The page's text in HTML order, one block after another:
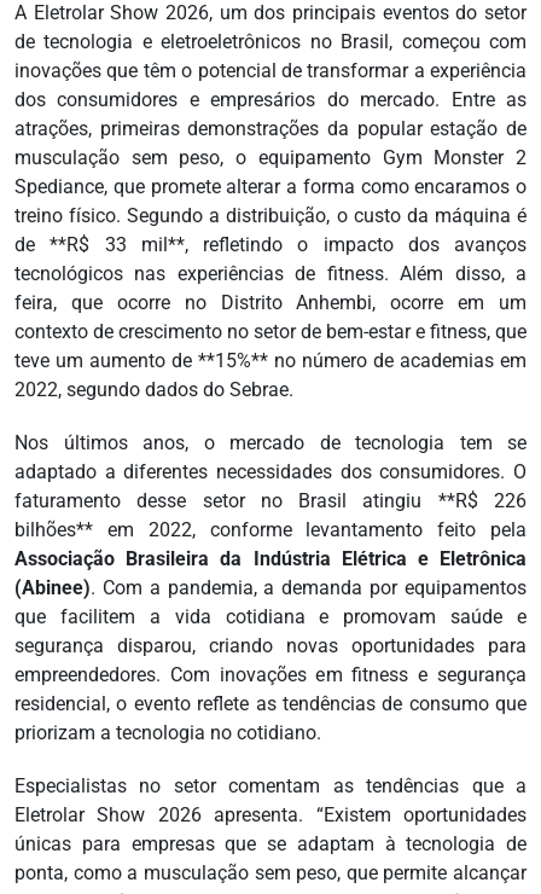
A Eletrolar Show 2026, um dos principais eventos do setor
de tecnologia e eletroeletrônicos no Brasil, começou com
inovações que têm o potencial de transformar a experiência
dos consumidores e empresários do mercado. Entre as
atrações, primeiras demonstrações da popular estação de
musculação sem peso, o equipamento Gym Monster 2
Spediance, que promete alterar a forma como encaramos o
treino físico. Segundo a distribuição, o custo da máquina é
de **R$ 33 mil**, refletindo o impacto dos avanços
tecnológicos nas experiências de fitness. Além disso, a
feira, que ocorre no Distrito Anhembi, ocorre em um
contexto de crescimento no setor de bem-estar e fitness, que
teve um aumento de **15%** no número de academias em
2022, segundo dados do Sebrae.
Nos últimos anos, o mercado de tecnologia tem se
adaptado a diferentes necessidades dos consumidores. O
faturamento desse setor no Brasil atingiu **R$ 226
bilhões** em 2022, conforme levantamento feito pela
Associação Brasileira da Indústria Elétrica e Eletrônica
(Abinee). Com a pandemia, a demanda por equipamentos
que facilitem a vida cotidiana e promovam saúde e
segurança disparou, criando novas oportunidades para
empreendedores. Com inovações em fitness e segurança
residencial, o evento reflete as tendências de consumo que
priorizam a tecnologia no cotidiano.
Especialistas no setor comentam as tendências que a
Eletrolar Show 2026 apresenta. “Existem oportunidades
únicas para empresas que se adaptam à tecnologia de
ponta, como a musculação sem peso, que permite alcançar